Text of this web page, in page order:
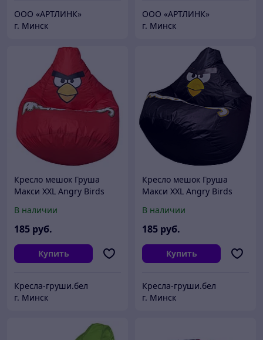
ООО «АРТЛИНК»
г. Минск
ООО «АРТЛИНК»
г. Минск
Кресло мешок Груша
Макси XXL Angry Birds
В наличии
185 руб.
Купить
Кресла-груши.бел
г. Минск
Кресло мешок Груша
Макси XXL Angry Birds
В наличии
185 руб.
Купить
Кресла-груши.бел
г. Минск